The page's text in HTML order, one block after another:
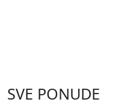
SVE PONUDE